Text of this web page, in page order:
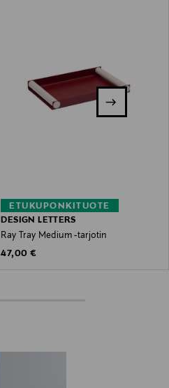
ETUKUPONKITUOTE
DESIGN LETTERS
Ray Tray Medium -tarjotin
Original Price
47,00 €